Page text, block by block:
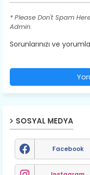
* Please Don't Spam
Admin.
Sorunlarınızı ve
SOSYAL MEDYA
Facebook